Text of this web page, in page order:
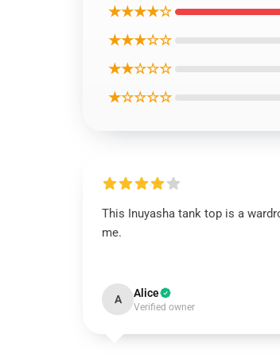
★★★★☆
★★★☆☆
★★☆☆☆
★☆☆☆☆
This Inuyasha tank top is a
me.
A Alice
Verified owner